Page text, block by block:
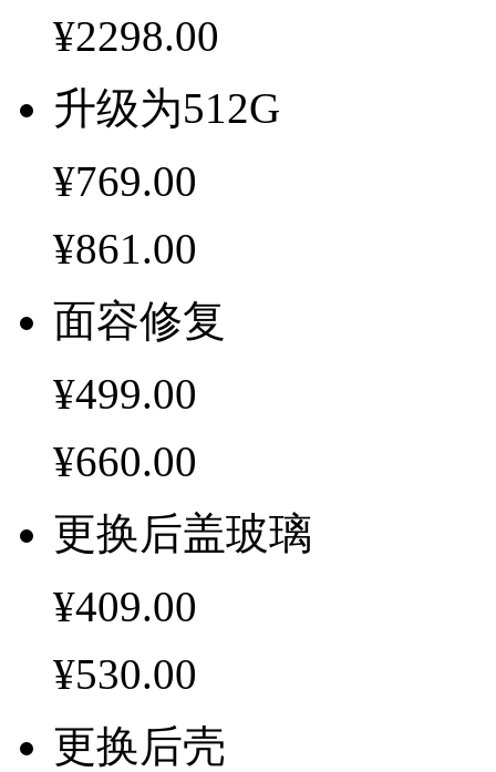
¥2298.00
升级为512G
¥769.00
¥861.00
面容修复
¥499.00
¥660.00
更换后盖玻璃
¥409.00
¥530.00
更换后壳